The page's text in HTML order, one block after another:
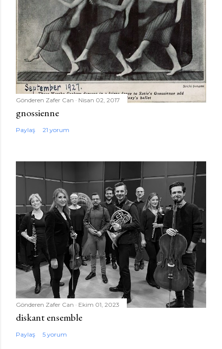
Gönderen Zafer Can Nisan 02, 2017
gnossienne
Paylaş 21 yorum
Gönderen Zafer Can Ekim 01, 2023
diskant ensemble
Paylaş 5 yorum